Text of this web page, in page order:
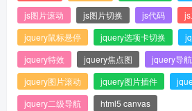
js图片滚动
js图片切换 js代码
jquery鼠标悬停
jquery选项卡切换
jquery特效
jquery焦点图 jquery导
jquery图片滚动
jquery图片插件
jquery二级导航
html5 canvas